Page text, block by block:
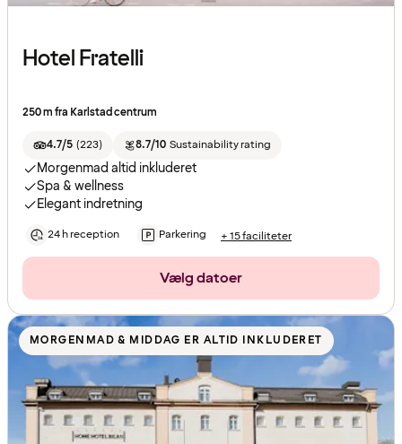
Hotel Fratelli
250 m fra Karlstad centrum
4.7/5 (223) 8.7/10 Sustainability rating
Morgenmad altid inkluderet
Spa & wellness
Elegant indretning
24 h reception Parkering + 15 faciliteter
Vælg datoer
MORGENMAD & MIDDAG ER ALTID INKLUDERET